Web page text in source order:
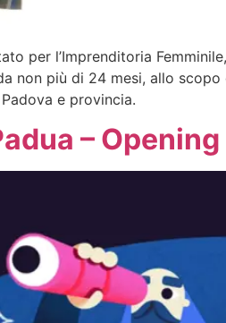
per l’Imprenditoria
non più di 24 mesi, allo
e provincia.
–